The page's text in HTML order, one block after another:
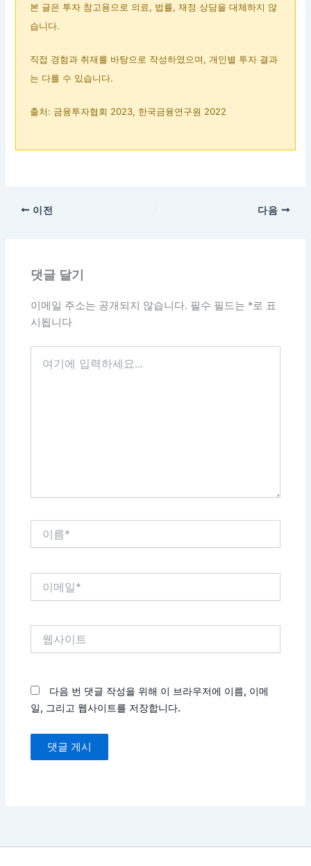
본 글은 투자 참고용으로 의료, 법률, 재정 상담을 대체하지 않
습니다.
직접 경험과 취재를 바탕으로 작성하였으며, 개인별 투자 결과
는 다를 수 있습니다.
출처: 금융투자협회 2023, 한국금융연구원 2022
이전 다음
댓글 달기
이메일 주소는 공개되지 않습니다. 필수 필드는 *로 표
시됩니다
다음 번 댓글 작성을 위해 이 브라우저에 이름, 이메
일, 그리고 웹사이트를 저장합니다.